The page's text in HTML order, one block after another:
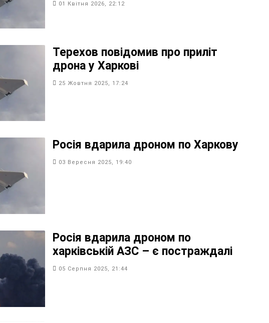
01 Квітня 2026, 22:12
Терехов повідомив про приліт
дрона у Харкові
25 Жовтня 2025, 17:24
Росія вдарила дроном по Харкову
03 Вересня 2025, 19:40
Росія вдарила дроном по
харківській АЗС – є постраждалі
05 Серпня 2025, 21:44